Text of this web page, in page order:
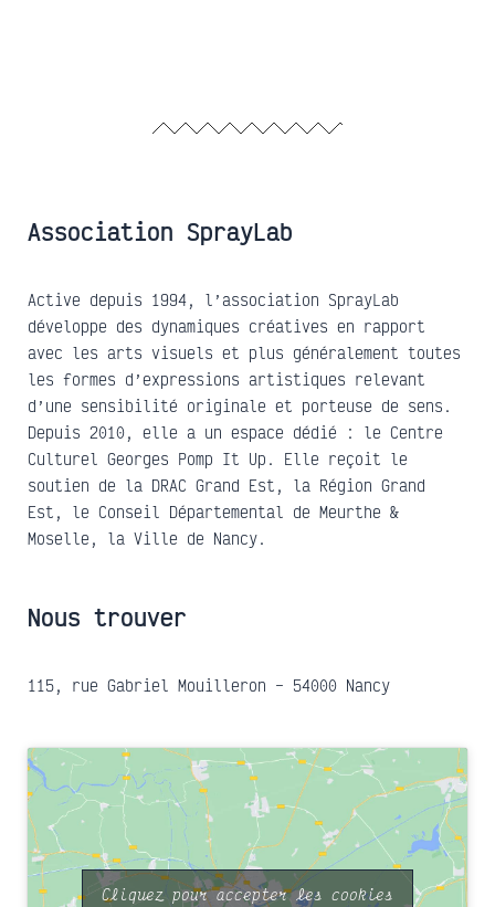
Association SprayLab
Active depuis 1994, l’association SprayLab
développe des dynamiques créatives en rapport
avec les arts visuels et plus généralement toutes
les formes d’expressions artistiques relevant
d’une sensibilité originale et porteuse de sens.
Depuis 2010, elle a un espace dédié : le Centre
Culturel Georges Pomp It Up. Elle reçoit le
soutien de la DRAC Grand Est, la Région Grand
Est, le Conseil Départemental de Meurthe &
Moselle, la Ville de Nancy.
Nous trouver
115, rue Gabriel Mouilleron – 54000 Nancy
Cliquez pour accepter les cookies